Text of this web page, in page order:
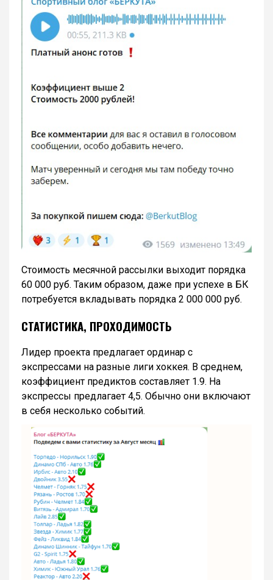
Стоимость месячной рассылки выходит порядка
60 000 руб. Таким образом, даже при успехе в БК
потребуется вкладывать порядка 2 000 000 руб.
СТАТИСТИКА, ПРОХОДИМОСТЬ
Лидер проекта предлагает ординар с
экспрессами на разные лиги хоккея. В среднем,
коэффициент предиктов составляет 1.9. На
экспрессы предлагает 4,5. Обычно они включают
в себя несколько событий.